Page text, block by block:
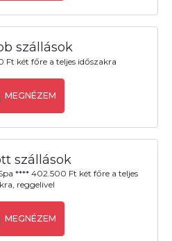
szállások
Ft két főre a teljes időszakra
MEGNÉZEM
szállások
**** 402.500 Ft két főre a teljes
reggelivel
MEGNÉZEM